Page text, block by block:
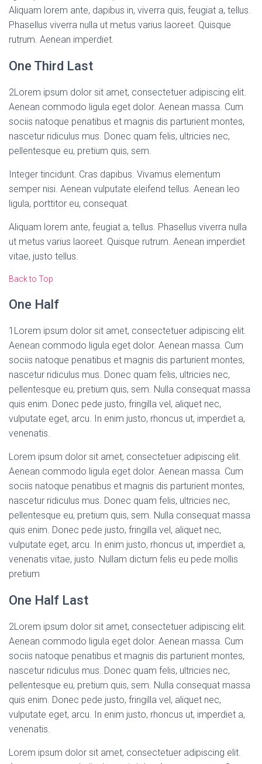
Aliquam lorem ante, dapibus in, viverra quis, feugiat a, tellus.
Phasellus viverra nulla ut metus varius laoreet. Quisque
rutrum. Aenean imperdiet.
One Third Last
2Lorem ipsum dolor sit amet, consectetuer adipiscing elit.
Aenean commodo ligula eget dolor. Aenean massa. Cum
sociis natoque penatibus et magnis dis parturient montes,
nascetur ridiculus mus. Donec quam felis, ultricies nec,
pellentesque eu, pretium quis, sem.
Integer tincidunt. Cras dapibus. Vivamus elementum
semper nisi. Aenean vulputate eleifend tellus. Aenean leo
ligula, porttitor eu, consequat.
Aliquam lorem ante, feugiat a, tellus. Phasellus viverra nulla
ut metus varius laoreet. Quisque rutrum. Aenean imperdiet
vitae, justo tellus.
Back to Top
One Half
1 Lorem ipsum dolor sit amet, consectetuer adipiscing elit.
Aenean commodo ligula eget dolor. Aenean massa. Cum
sociis natoque penatibus et magnis dis parturient montes,
nascetur ridiculus mus. Donec quam felis, ultricies nec,
pellentesque eu, pretium quis, sem. Nulla consequat massa
quis enim. Donec pede justo, fringilla vel, aliquet nec,
vulputate eget, arcu. In enim justo, rhoncus ut, imperdiet a,
venenatis.
Lorem ipsum dolor sit amet, consectetuer adipiscing elit.
Aenean commodo ligula eget dolor. Aenean massa. Cum
sociis natoque penatibus et magnis dis parturient montes,
nascetur ridiculus mus. Donec quam felis, ultricies nec,
pellentesque eu, pretium quis, sem. Nulla consequat massa
quis enim. Donec pede justo, fringilla vel, aliquet nec,
vulputate eget, arcu. In enim justo, rhoncus ut, imperdiet a,
venenatis vitae, justo. Nullam dictum felis eu pede mollis
pretium
One Half Last
2Lorem ipsum dolor sit amet, consectetuer adipiscing elit.
Aenean commodo ligula eget dolor. Aenean massa. Cum
sociis natoque penatibus et magnis dis parturient montes,
nascetur ridiculus mus. Donec quam felis, ultricies nec,
pellentesque eu, pretium quis, sem. Nulla consequat massa
quis enim. Donec pede justo, fringilla vel, aliquet nec,
vulputate eget, arcu. In enim justo, rhoncus ut, imperdiet a,
venenatis.
Lorem ipsum dolor sit amet, consectetuer adipiscing elit.